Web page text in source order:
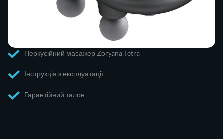
Перкусійний масажер Zoryana Tetra
Інструкція з експлуатації
Гарантійний талон